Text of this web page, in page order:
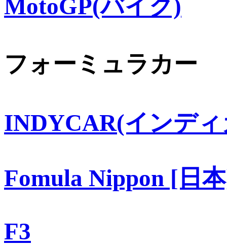
MotoGP(バイク)
フォーミュラカー
INDYCAR(インデ
Fomula Nippon [日
F3